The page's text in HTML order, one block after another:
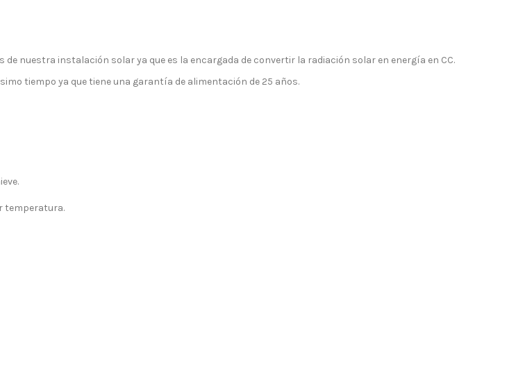
nuestra instalación solar ya que es la encargada de convertir la radiación solar en energía en CC.
tiempo ya que tiene una garantía de alimentación de 25 años.
temperatura.